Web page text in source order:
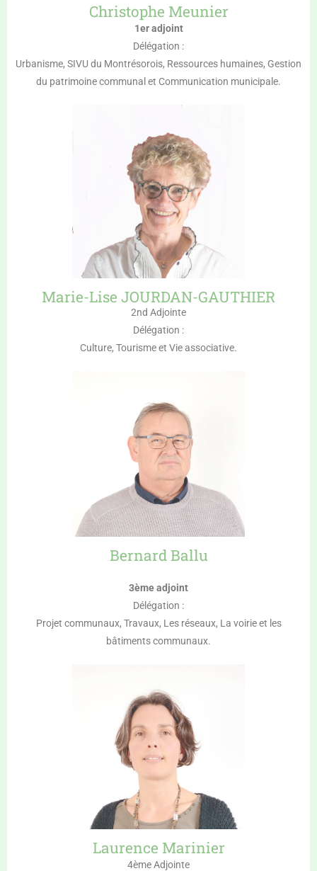
Christophe Meunier
1er adjoint
Délégation :
Urbanisme, SIVU du Montrésorois, Ressources humaines, Gestion
du patrimoine communal et Communication municipale.
Marie-Lise JOURDAN-GAUTHIER
2nd Adjointe
Délégation :
Culture, Tourisme et Vie associative.
Bernard Ballu
3ème adjoint
Délégation :
Projet communaux, Travaux, Les réseaux, La voirie et les
bâtiments communaux.
Laurence Marinier
4ème Adjointe